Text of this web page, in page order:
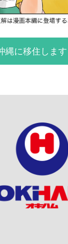
縄に移住しま